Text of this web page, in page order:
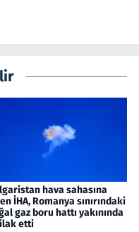
hava sahasına
İHA, Romanya sınırındaki
gaz boru hattı yakınında
etti